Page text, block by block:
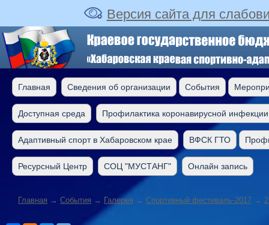
Версия сайта для
Главная Сведения об организации События
Доступная среда Профилактика коронавирусной инфекции
Адаптивный спорт в Хабаровском крае ВФСК ГТО
Ресурсный Центр СОЦ "МУСТАНГ" Онлайн запись
Главная → События → Галерея → Cпортивный фестиваль-2017 →